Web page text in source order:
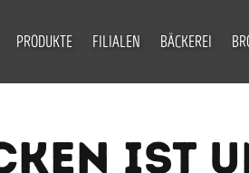
PRODUKTE FILIALEN BÄCKEREI
IST